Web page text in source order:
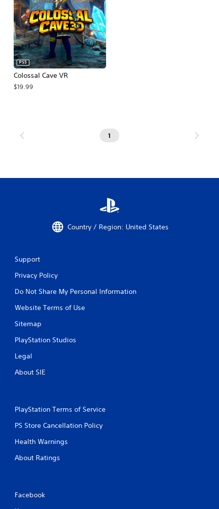
Colossal Cave VR
PS5
$19.99
1
Country / Region: United States
Support
Privacy Policy
Do Not Share My Personal Information
Website Terms of Use
Sitemap
PlayStation Studios
Legal
About SIE
PlayStation Terms of Service
PS Store Cancellation Policy
Health Warnings
About Ratings
Facebook